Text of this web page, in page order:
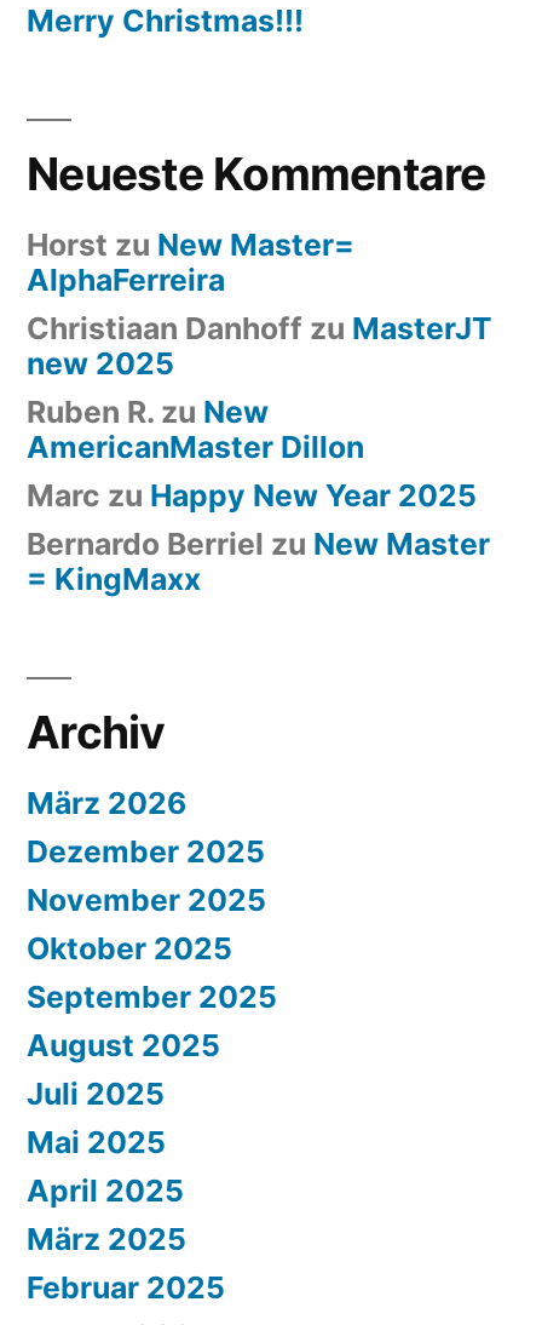
Merry Christmas!!!
Neueste Kommentare
Horst zu New Master=
AlphaFerreira
Christiaan Danhoff zu MasterJT
new 2025
Ruben R. zu New
AmericanMaster Dillon
Marc zu Happy New Year 2025
Bernardo Berriel zu New Master
= KingMaxx
Archiv
März 2026
Dezember 2025
November 2025
Oktober 2025
September 2025
August 2025
Juli 2025
Mai 2025
April 2025
März 2025
Februar 2025